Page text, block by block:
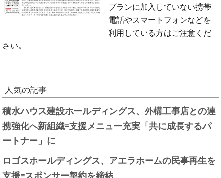
プランに加入していない携帯
電話やスマートフォンなどを
利用している方はご注意くだ
さい。
人気の記事
積水ハウス建設ホールディングス、外構工事店との連
携強化へ新組織=支援メニュー充実「共に成長するパ
ートナー」に
ロゴスホールディングス、アエラホームの民事再生を
支援=スポンサー契約を締結